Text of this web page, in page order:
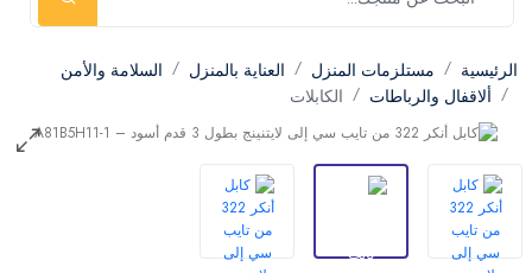
الرئيسية مستلزمات المنزل العناية بالمنزل
السلامة والأمن
ألاقفال والرباطات
الكابلات